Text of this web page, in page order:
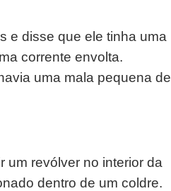
e disse que ele tinha uma
corrente envolta.
uma mala pequena de
um revólver no interior da
dentro de um coldre.